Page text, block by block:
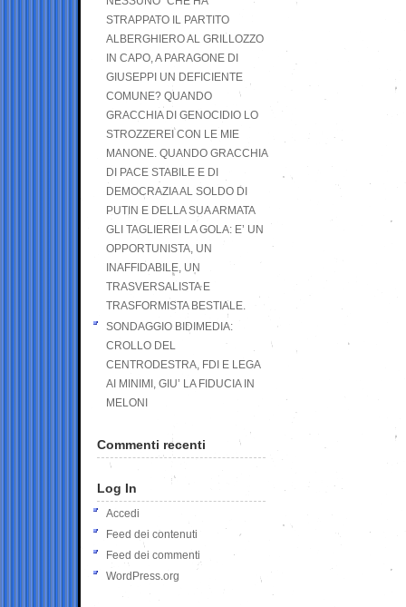
STRAPPATO IL PARTITO
ALBERGHIERO AL GRILLOZZO
IN CAPO, A PARAGONE DI
GIUSEPPI UN DEFICIENTE
COMUNE? QUANDO
GRACCHIA DI GENOCIDIO LO
STROZZEREI CON LE MIE
MANONE. QUANDO GRACCHIA
DI PACE STABILE E DI
DEMOCRAZIA AL SOLDO DI
PUTIN E DELLA SUA ARMATA
GLI TAGLIEREI LA GOLA: E’ UN
OPPORTUNISTA, UN
INAFFIDABILE, UN
TRASVERSALISTA E
TRASFORMISTA BESTIALE.
SONDAGGIO BIDIMEDIA:
CROLLO DEL
CENTRODESTRA, FDI E LEGA
AI MINIMI, GIU’ LA FIDUCIA IN
MELONI
Commenti recenti
Log In
Accedi
Feed dei contenuti
Feed dei commenti
WordPress.org